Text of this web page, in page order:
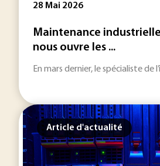
28 Mai 2026
Maintenance
nous ouvre les ...
En mars dernier, le spécialiste
Article d'actualité